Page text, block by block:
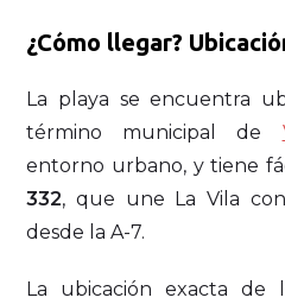
¿Cómo llegar?
La playa se encuentra
término municipal de
entorno urbano, y tiene
332, que une La Vila con
desde la A-7.
La ubicación exacta de